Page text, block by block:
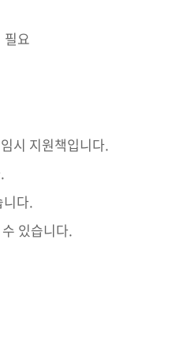
필요
시 지원책입니다.
니다.
있습니다.